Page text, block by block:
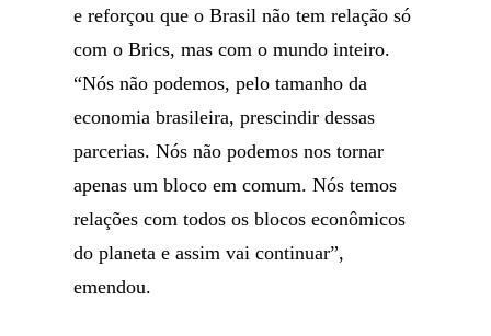
e reforçou que o Brasil não tem relação só
com o Brics, mas com o mundo inteiro.
“Nós não podemos, pelo tamanho da
economia brasileira, prescindir dessas
parcerias. Nós não podemos nos tornar
apenas um bloco em comum. Nós temos
relações com todos os blocos econômicos
do planeta e assim vai continuar”,
emendou.